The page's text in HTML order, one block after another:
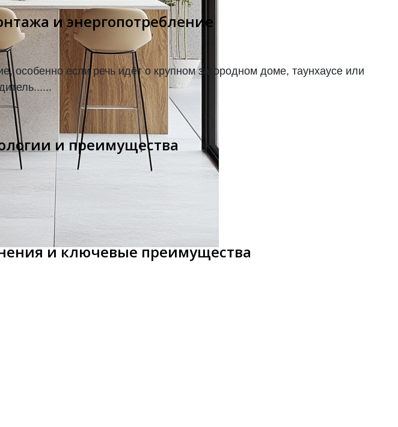
и энергопотребление
особенно если речь идёт о крупном загородном доме, таунхаусе или
и преимущества
и ключевые преимущества